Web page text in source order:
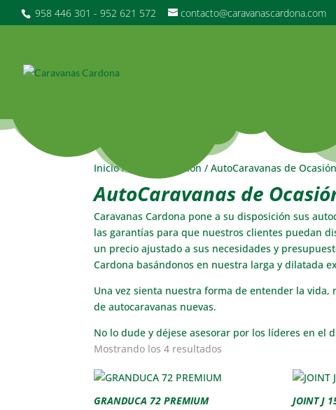
958 446 301 - 952 621 572 contacto@caravanascardona.com
Inicio/ MercadOcasion / AutoCaravanas de Ocasión
AutoCaravanas de
Caravanas Cardona pone a su disposición sus
las garantías para que nuestros clientes puedan
un precio ajustado a sus necesidades y
Cardona basándonos en nuestra larga y dilatada
Una vez sienta nuestra forma de entender la
de autocaravanas nuevas.
No lo dude y déjese asesorar por los líderes en el
Mostrando los 4 resultados
GRANDUCA 72 PREMIUM
JOINT J